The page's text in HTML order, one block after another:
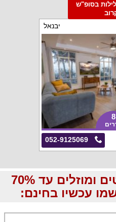
למזמינים 3 לילות בסופ"ש
יבנאל
8
052-9125069
קבלו מבצעים לוהטים ומוזלים עד 70%
עכשיו בחינם: